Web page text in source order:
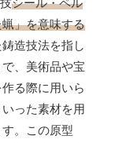
」を意味する
造技法を指し
、美術品や宝
る際に用いら
った素材を用
。この原型